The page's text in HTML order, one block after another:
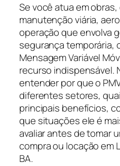
Se você atua em
manutenção viária,
operação que envolva
segurança temporária,
Mensagem Variável
recurso indispensável.
entender por que o
diferentes setores,
principais benefícios,
que situações ele é
avaliar antes de tomar
compra ou locação em
BA.